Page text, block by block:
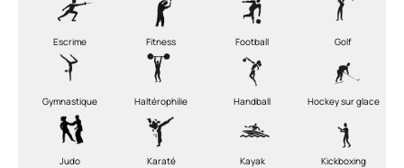
Escrime Fitness Football Golf
Gymnastique Haltérophilie Handball Hockey sur glace
Judo Karaté Kayak Kickboxing